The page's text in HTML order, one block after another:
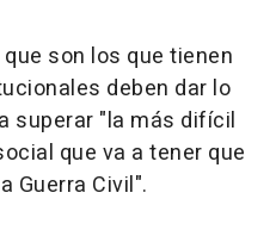
son los que tienen
deben dar lo
superar "la más difícil
que va a tener que
Guerra Civil".